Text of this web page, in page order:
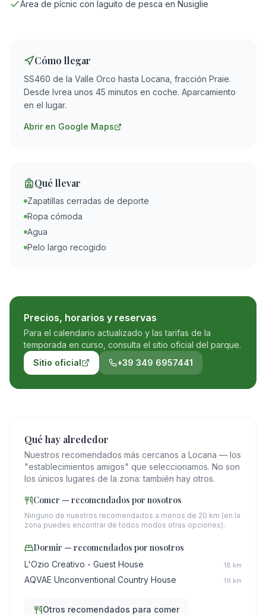
Área de pícnic con laguito de pesca en Nusiglie
Cómo llegar
SS460 de la Valle Orco hasta Locana, fracción Praie.
Desde Ivrea unos 45 minutos en coche. Aparcamiento
en el lugar.
Abrir en Google Maps
Qué llevar
Zapatillas cerradas de deporte
Ropa cómoda
Agua
Pelo largo recogido
Precios, horarios y reservas
Para el calendario actualizado y las tarifas de la
temporada en curso, consulta el sitio oficial del parque.
Sitio oficial
+39 349 6957441
Qué hay alrededor
Nuestros recomendados más cercanos a Locana — los
"establecimientos amigos" que seleccionamos. No son
los únicos lugares de la zona: también hay otros.
Comer — recomendados por nosotros
Ninguno de nuestros recomendados a menos de 20 km (en la
zona puedes encontrar de todos modos otras opciones).
Dormir — recomendados por nosotros
L'Ozio Creativo - Guest House 18 km
AQVAE Unconventional Country House 19 km
Otros recomendados para comer